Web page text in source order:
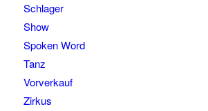
Schlager
Show
Spoken Word
Tanz
Vorverkauf
Zirkus